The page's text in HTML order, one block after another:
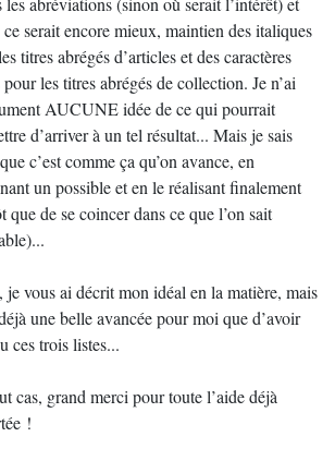
ce serait encore mieux, maintien des italiques
titres abrégés d’articles et des caractères
les titres abrégés de collection. Je n’ai
AUCUNEidée de ce qui pourrait
d’arriver à un tel résultat... Mais je sais
c’est comme ça qu’on avance, en
un possible et en le réalisant finalement
que de se coincer dans ce que l’on sait
je vous ai décrit mon idéal en la matière, mais
une belle avancée pour moi que d’avoir
ces trois listes...
cas, grand merci pour toute l’aide déjà
!